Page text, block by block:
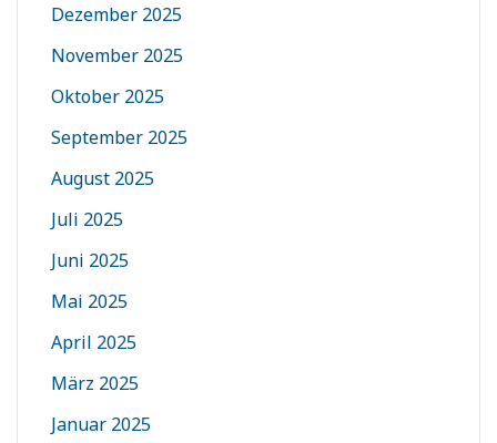
Dezember 2025
November 2025
Oktober 2025
September 2025
August 2025
Juli 2025
Juni 2025
Mai 2025
April 2025
März 2025
Januar 2025